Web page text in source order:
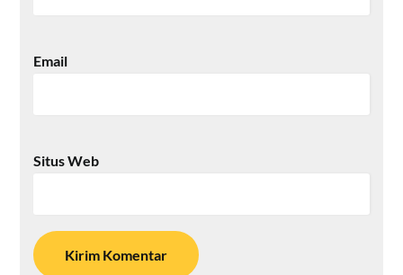
Email
Situs Web